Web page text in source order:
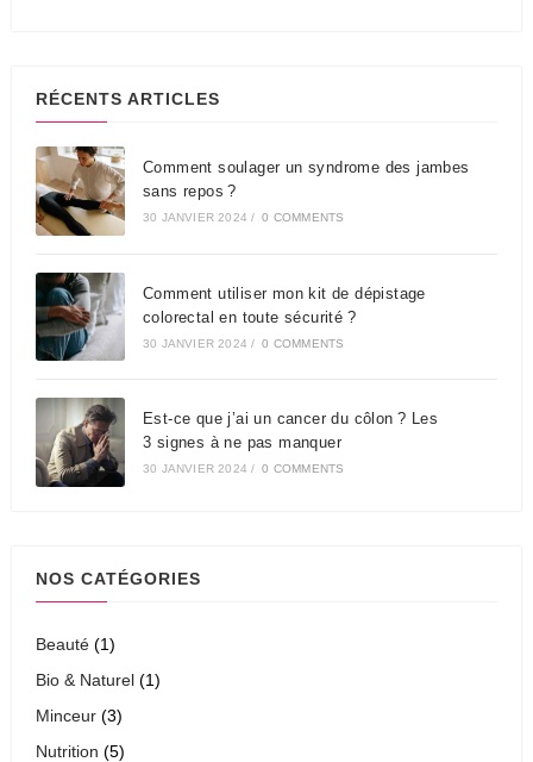
RÉCENTS ARTICLES
Comment soulager un syndrome des jambes
sans repos ?
30 JANVIER 2024 / 0 COMMENTS
Comment utiliser mon kit de dépistage
colorectal en toute sécurité ?
30 JANVIER 2024 / 0 COMMENTS
Est-ce que j’ai un cancer du côlon ? Les
3 signes à ne pas manquer
30 JANVIER 2024 / 0 COMMENTS
NOS CATÉGORIES
Beauté (1)
Bio & Naturel (1)
Minceur (3)
Nutrition (5)